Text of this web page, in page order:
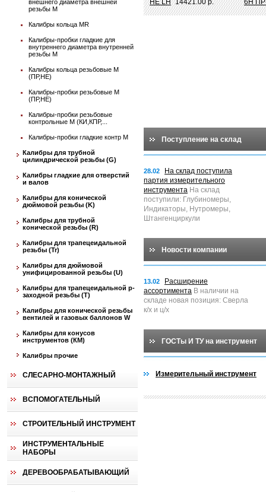
внешнего диаметра внешней
резьбы М
Калибры кольца MR
Калибры-пробки гладкие для
внутреннего диаметра внутренней
резьбы М
Калибры кольца резьбовые М
(ПР,НЕ)
Калибры-пробки резьбовые М
(ПР,НЕ)
Калибры-пробки резьбовые
контрольные М (КИ,КПР,...
Калибры-пробки гладкие контр М
Калибры для трубной
цилиндрической резьбы (G)
Калибры гладкие для отверстий
и валов
Калибры для конической
дюймовой резьбы (K)
Калибры для трубной
конической резьбы (R)
Калибры для трапецеидальной
резьбы (Tr)
Калибры для дюймовой
унифицированной резьбы (U)
Калибры для трапецеидальной p-
заходной резьбы (T)
Калибры для конической резьбы
вентилей и газовых баллонов W
Калибры для конусов
инструментов (КМ)
Калибры прочие
СЛЕСАРНО-МОНТАЖНЫЙ
ВСПОМОГАТЕЛЬНЫЙ
СТРОИТЕЛЬНЫЙ ИНСТРУМЕНТ
ИНСТРУМЕНТАЛЬНЫЕ
НАБОРЫ
ДЕРЕВООБРАБАТЫВАЮЩИЙ
НЕ LH 14421.00 р.
6Н
Поступление на склад
28.02
На склад поступила
партия измерительного
инструмента На склад
поступили: Глубиномеры,
Индикаторы, Нутромеры,
Штангенциркули
Новости компании
13.02
Расширение
ассортимента В наличии на
складе новая позиция: Сверла
к/х и ц/х
ГОСТы И ТУ на инструмент
Измерительный инструмент